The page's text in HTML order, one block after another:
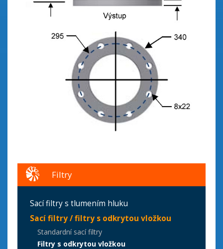
Filtry
Sací filtry s tlumením hluku
Sací filtry / filtry s odkrytou vložkou
Standardní sací filtry
Filtry s odkrytou vložkou